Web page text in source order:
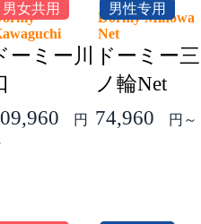
男女共用
ーミー川
円
男性专用
Dormy Minowa
Net
ドーミー三
ノ輪Net
74,960
円～